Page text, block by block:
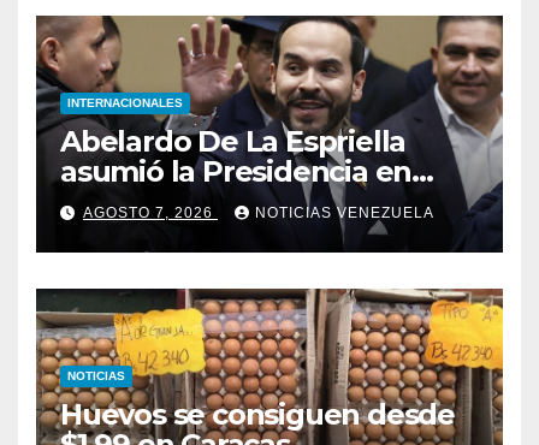
INTERNACIONALES
Abelardo De La Espriella
asumió la Presidencia en
medio de una polarización
AGOSTO 7, 2026 NOTICIAS VENEZUELA
NOTICIAS
Huevos se consiguen desde